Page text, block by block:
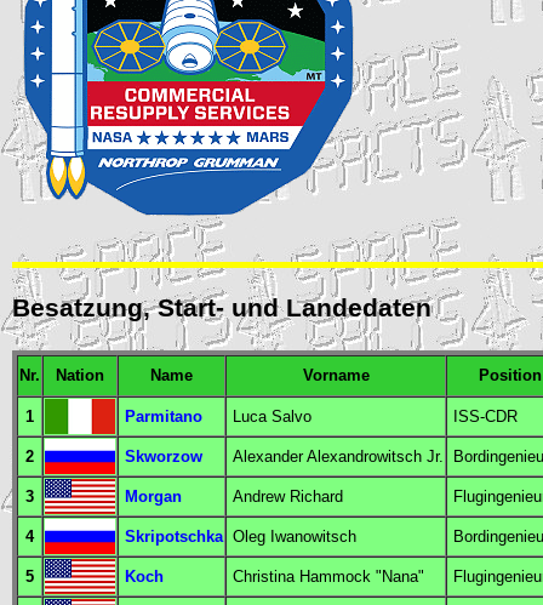
Besatzung, Start- und Landedaten
Nr. Nation Name Vorname Position
1 Parmitano Luca Salvo ISS-CDR
2 Skworzow Alexander Alexandrowitsch Jr.
3 Morgan Andrew Richard
4 Skripotschka Oleg Iwanowitsch
5 Koch Christina Hammock "Nana"